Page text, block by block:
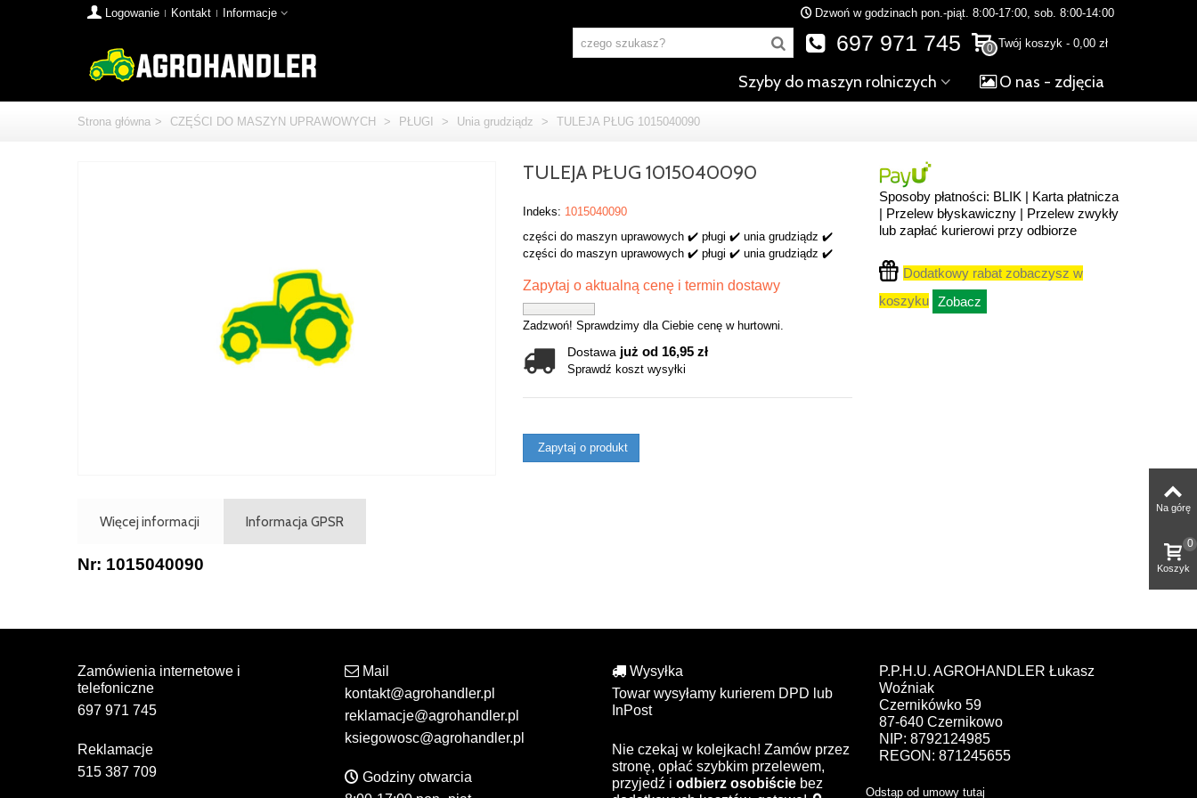
Logowanie Kontakt Informacje Dzwoń w godzinach pon.-piąt. 8:00-17:00, sob. 8:00-14:00
0 Twój koszyk - 0,00 zł
697 971 745
Szyby do maszyn rolniczych O nas - zdjęcia
Strona główna > CZĘŚCI DO MASZYN UPRAWOWYCH > PŁUGI > Unia grudziądz > TULEJA PŁUG 1015040090
TULEJA PŁUG 1015040090
Indeks: 1015040090
części do maszyn uprawowych ✔️ pługi ✔️ unia grudziądz ✔️
części do maszyn uprawowych ✔️ pługi ✔️ unia grudziądz ✔️
Zapytaj o aktualną cenę i termin dostawy
Zadzwoń! Sprawdzimy dla Ciebie cenę w hurtowni.
Dostawa już od 16,95 zł
Sprawdź koszt wysyłki
Zapytaj o produkt
Sposoby płatności: BLIK | Karta płatnicza
| Przelew błyskawiczny | Przelew zwykły
lub zapłać kurierowi przy odbiorze
Dodatkowy rabat zobaczysz w
koszyku Zobacz
Więcej informacji Informacja GPSR
Nr: 1015040090
Zamówienia internetowe i
telefoniczne
697 971 745
Reklamacje
515 387 709
Mail
kontakt@agrohandler.pl
reklamacje@agrohandler.pl
ksiegowosc@agrohandler.pl
Godziny otwarcia
Wysyłka
Towar wysyłamy kurierem DPD lub
InPost
Nie czekaj w kolejkach! Zamów przez
stronę, opłać szybkim przelewem,
przyjedź i odbierz osobiście bez
P.P.H.U. AGROHANDLER Łukasz
Woźniak
Czernikówko 59
87-640 Czernikowo
NIP: 8792124985
REGON: 871245655
Odstąp od umowy tutaj
Na górę
Koszyk
0